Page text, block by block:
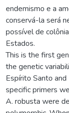
endemismo e a
conservá-la será
possível de
Estados.
This is the first
the genetic
Espírito Santo
specific primers
A. robusta were